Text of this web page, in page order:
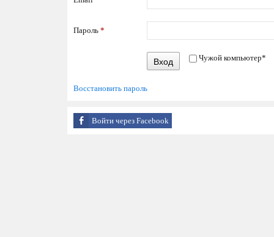
Пароль *
Вход Чужой компьютер*
Восстановить пароль
Войти через Facebook